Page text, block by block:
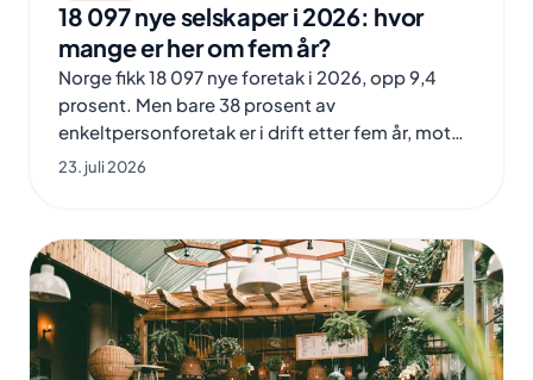
18 097 nye selskaper i 2026: hvor
mange er her om fem år?
Norge fikk 18 097 nye foretak i 2026, opp 9,4
prosent. Men bare 38 prosent av
enkeltpersonforetak er i drift etter fem år, mot
56 prosent av AS.
23. juli 2026